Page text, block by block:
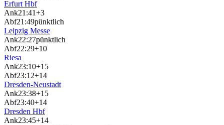
Erfurt Hbf
Ank21:41+3
Abf21:49pünktlich
Leipzig Messe
Ank22:27pünktlich
Abf22:29+10
Riesa
Ank23:10+15
Abf23:12+14
Dresden-Neustadt
Ank23:38+15
Abf23:40+14
Dresden Hbf
Ank23:45+14